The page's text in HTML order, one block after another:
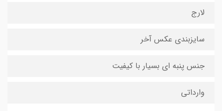
لارج
سایزبندی عکس آخر
جنس پنبه ای بسیار با کیفیت
وارداتی